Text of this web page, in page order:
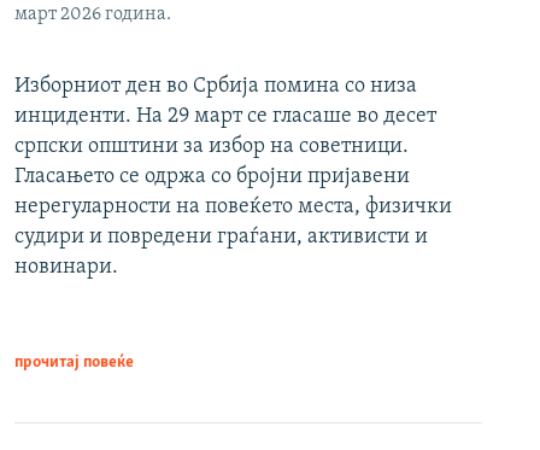
март 2026 година.
Изборниот ден во Србија помина со низа
инциденти. На 29 март се гласаше во десет
српски општини за избор на советници.
Гласањето се одржа со бројни пријавени
нерегуларности на повеќето места, физички
судири и повредени граѓани, активисти и
новинари.
прочитај повеќе